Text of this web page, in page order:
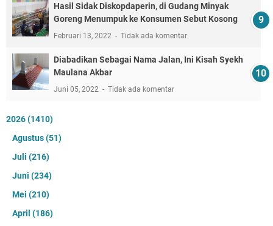
Hasil Sidak Diskopdaperin, di Gudang Minyak
Goreng Menumpuk ke Konsumen Sebut Kosong
Februari 13, 2022 Tidak ada komentar
Diabadikan Sebagai Nama Jalan, Ini Kisah Syekh
Maulana Akbar
Juni 05, 2022 Tidak ada komentar
2026(1410)
Agustus(51)
Juli (216)
Juni (234)
Mei (210)
April (186)